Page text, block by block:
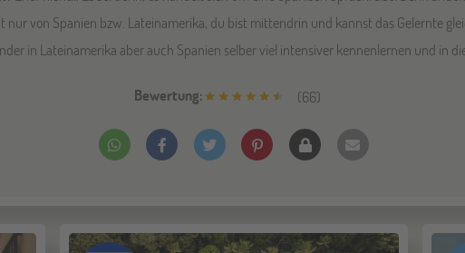
nur von Spanien bzw. Lateinamerika, du bist mittendrin und kannst das Gelernte
in Lateinamerika aber auch Spanien selber viel intensiver kennenlernen und in
Bewertung: (66)